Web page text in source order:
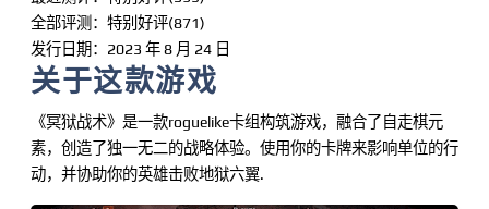
全部评测：特别好评(871)
发行日期：2023 年 8 月 24 日
关于这款游戏
《冥狱战术》是一款roguelike卡组构筑游戏，融合了自走棋元
素，创造了独一无二的战略体验。使用你的卡牌来影响单位的行
动，并协助你的英雄击败地狱六翼.